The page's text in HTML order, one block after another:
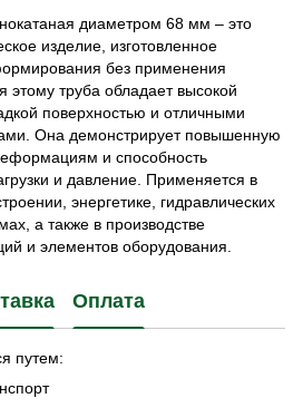
диаметром 68 мм – это
изделие, изготовленное
без применения
этому труба обладает высокой
поверхностью и отличными
Она демонстрирует повышенную
и способность
и давление. Применяется в
энергетике, гидравлических
а также в производстве
и элементов оборудования.
Оплата
путем: